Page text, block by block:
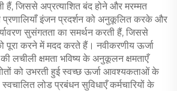
हैं, जिससे अप्रत्याशित बंद होने और मरम्मत
इंजन प्रदर्शन को अनुकूलित करके और
सुसंगतता का समर्थन करती हैं, जिससे
पूरा करने में मदद करते हैं। नवीकरणीय ऊर्जा
लचीली क्षमता भविष्य के अनुकूलन क्षमताएँ
को उभरती हुई स्वच्छ ऊर्जा आवश्यकताओं के
लोड प्रबंधन सुविधाएँ कर्मचारियों के